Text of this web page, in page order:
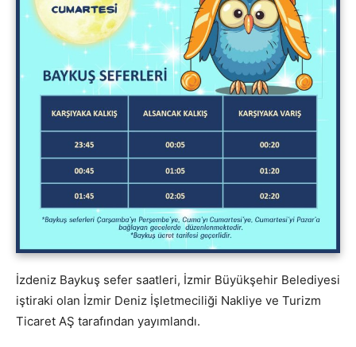
İzdeniz Baykuş sefer saatleri, İzmir Büyükşehir Belediyesi
iştiraki olan İzmir Deniz İşletmeciliği Nakliye ve Turizm
Ticaret AŞ tarafından yayımlandı.